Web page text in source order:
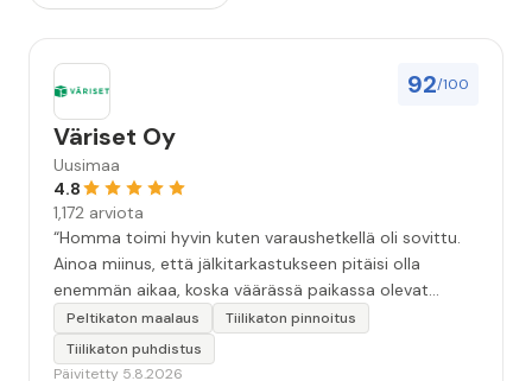
92/100
Väriset Oy
Uusimaa
4.8
1,172 arviota
“Homma toimi hyvin kuten varaushetkellä oli sovittu.
Ainoa miinus, että jälkitarkastukseen pitäisi olla
enemmän aikaa, koska väärässä paikassa olevat
maalitipat löytyy myöhemmin ”
Peltikaton maalaus
Tiilikaton pinnoitus
Tiilikaton puhdistus
Päivitetty 5.8.2026